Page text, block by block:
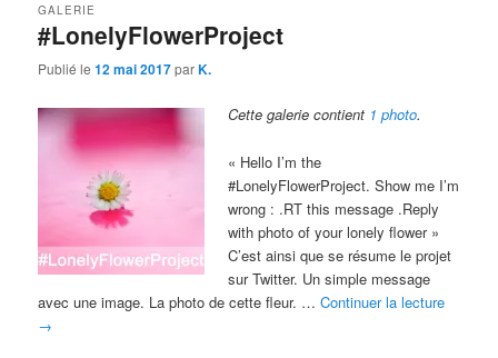
#LonelyFlowerProject
GALERIE
Publié le12 mai 2017parK.
Cette galerie contient 1 photo.
« Hello I’m the
#LonelyFlowerProject. Show me I’m
wrong : .RT this message .Reply
with photo of your lonely flower »
C’est ainsi que se résume le projet
sur Twitter. Un simple message
avec une image. La photo de cette fleur. …Continuer la lecture
→